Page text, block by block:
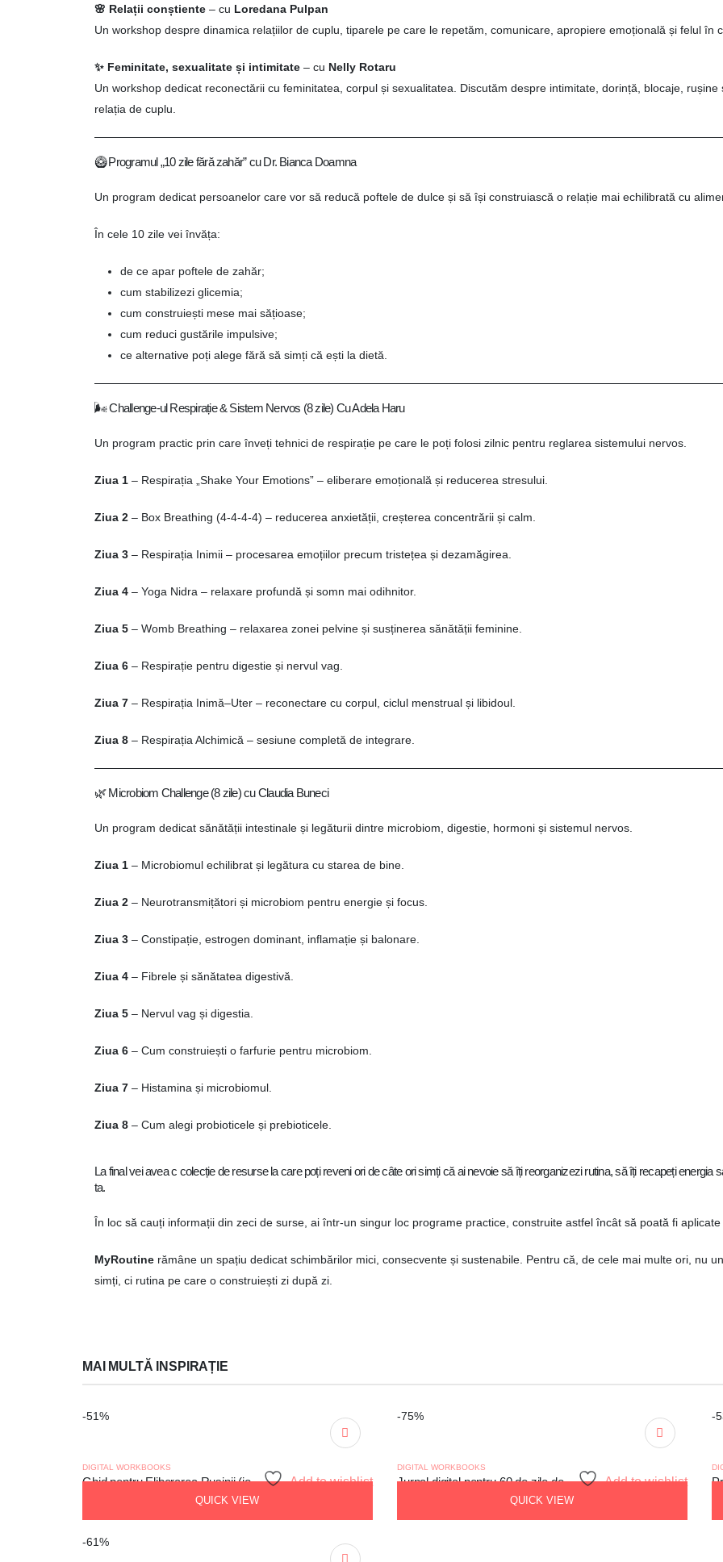
🌸 Relații conștiente – cu Loredana Pulpan
Un workshop despre dinamica relațiilor de cuplu, tiparele pe care le repetăm, comunicare, apropiere emoțională și felul în
✨ Feminitate, sexualitate și intimitate – cu Nelly Rotaru
Un workshop dedicat reconectării cu feminitatea, corpul și sexualitatea. Discutăm despre intimitate, dorință, blocaje,
relația de cuplu.
🥝 Programul „10 zile fără zahăr” cu Dr. Bianca Doamna
Un program dedicat persoanelor care vor să reducă poftele de dulce și să își construiască o relație mai echilibrată cu
În cele 10 zile vei învăța:
de ce apar poftele de zahăr;
cum stabilizezi glicemia;
cum construiești mese mai sățioase;
cum reduci gustările impulsive;
ce alternative poți alege fără să simți că ești la dietă.
🌬️ Challenge-ul Respirație & Sistem Nervos (8 zile) Cu Adela Haru
Un program practic prin care înveți tehnici de respirație pe care le poți folosi zilnic pentru reglarea sistemului nervos.
Ziua 1 – Respirația „Shake Your Emotions” – eliberare emoțională și reducerea stresului.
Ziua 2 – Box Breathing (4-4-4-4) – reducerea anxietății, creșterea concentrării și calm.
Ziua 3 – Respirația Inimii – procesarea emoțiilor precum tristețea și dezamăgirea.
Ziua 4 – Yoga Nidra – relaxare profundă și somn mai odihnitor.
Ziua 5 – Womb Breathing – relaxarea zonei pelvine și susținerea sănătății feminine.
Ziua 6 – Respirație pentru digestie și nervul vag.
Ziua 7 – Respirația Inimă–Uter – reconectare cu corpul, ciclul menstrual și libidoul.
Ziua 8 – Respirația Alchimică – sesiune completă de integrare.
🌿 Microbiom Challenge (8 zile) cu Claudia Buneci
Un program dedicat sănătății intestinale și legăturii dintre microbiom, digestie, hormoni și sistemul nervos.
Ziua 1 – Microbiomul echilibrat și legătura cu starea de bine.
Ziua 2 – Neurotransmițători și microbiom pentru energie și focus.
Ziua 3 – Constipație, estrogen dominant, inflamație și balonare.
Ziua 4 – Fibrele și sănătatea digestivă.
Ziua 5 – Nervul vag și digestia.
Ziua 6 – Cum construiești o farfurie pentru microbiom.
Ziua 7 – Histamina și microbiomul.
Ziua 8 – Cum alegi probioticele și prebioticele.
La final vei avea c colecție de resurse la care poți reveni ori de câte ori simți că ai nevoie să îți reorganizezi rutina, să îți recapeți
ta.
În loc să cauți informații din zeci de surse, ai într-un singur loc programe practice, construite astfel încât să poată fi aplicate
MyRoutine rămâne un spațiu dedicat schimbărilor mici, consecvente și sustenabile. Pentru că, de cele mai multe ori, nu
simți, ci rutina pe care o construiești zi după zi.
MAI MULTĂ INSPIRAȚIE
-51%
QUICK VIEW
Add to wishlist
DIGITAL WORKBOOKS
Ghid pentru Eliberarea Rușinii (journaling somatic)
leiPrețul
-75%
QUICK VIEW
Add to wishlist
DIGITAL WORKBOOKS
Jurnal digital pentru 60 de zile de journaling + 100 de întrebări de shadow work
leiPrețul
-
-61%